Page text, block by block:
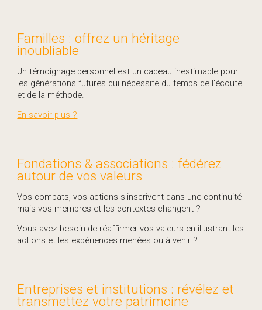
Familles : offrez un héritage
inoubliable
Un témoignage personnel est un cadeau inestimable pour
les générations futures qui nécessite du temps de l'écoute
et de la méthode.
En savoir plus ?
Fondations & associations : fédérez
autour de vos valeurs
Vos combats, vos actions s'inscrivent dans une continuité
mais vos membres et les contextes changent ?
Vous avez besoin de réaffirmer vos valeurs en illustrant les
actions et les expériences menées ou à venir ?
Entreprises et institutions : révélez et
transmettez votre patrimoine